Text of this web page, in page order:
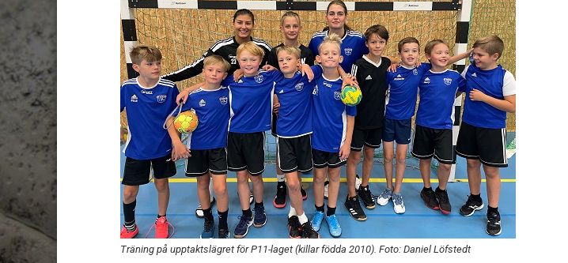
Träning på upptaktslägret för P11-laget (killar födda 2010). Foto: Daniel Löfstedt